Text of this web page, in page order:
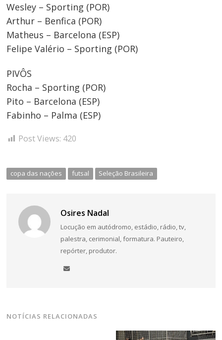
Wesley – Sporting (POR)
Arthur – Benfica (POR)
Matheus – Barcelona (ESP)
Felipe Valério – Sporting (POR)
PIVÔS
Rocha – Sporting (POR)
Pito – Barcelona (ESP)
Fabinho – Palma (ESP)
Post Views: 420
copa das nações futsal Seleção Brasileira
Osires Nadal
Locução em autódromo, estádio, rádio, tv,
palestra, cerimonial, formatura. Pauteiro,
repórter, produtor.
NOTÍCIAS RELACIONADAS